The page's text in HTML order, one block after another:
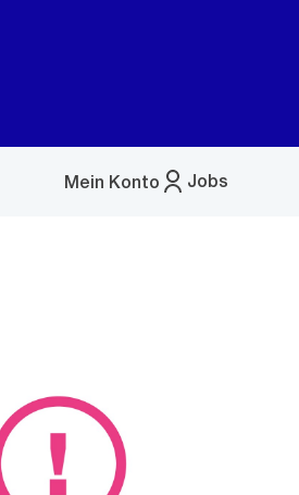
Jobs
Mein Konto
Menü